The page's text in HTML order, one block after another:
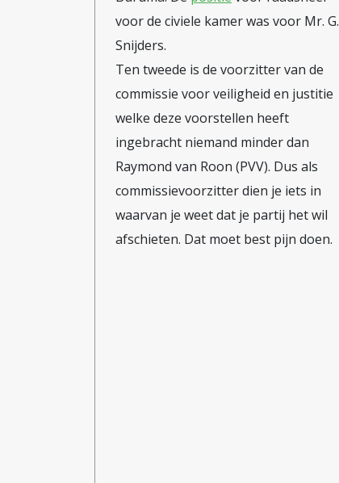
voor de civiele kamer was voor Mr. G.
Snijders.
Ten tweede is de voorzitter van de
commissie voor veiligheid en justitie
welke deze voorstellen heeft
ingebracht niemand minder dan
Raymond van Roon (PVV). Dus als
commissievoorzitter dien je iets in
waarvan je weet dat je partij het wil
afschieten. Dat moet best pijn doen.